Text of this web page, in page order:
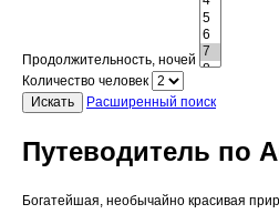
Продолжительность, ночей
Количество человек
Искать
Расширенный поиск
Путеводитель по
Богатейшая, необычайно красивая